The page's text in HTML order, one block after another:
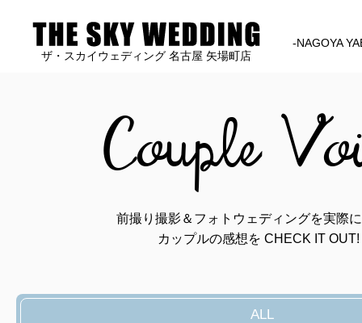
ザ・スカイウェディング 名古屋 矢場町店
-NAGOYA
Couple
前撮り撮影＆フォトウェディングを実際
カップルの感想を CHECK IT OUT!
ALL